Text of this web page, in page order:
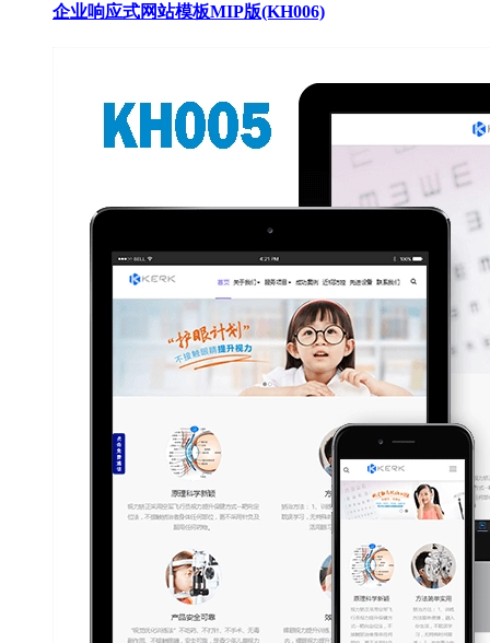
企业响应式网站模板MIP版(KH006)